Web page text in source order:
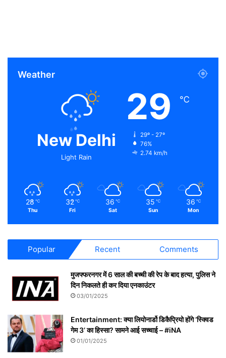
Weather
New Delhi
Light Rain
29 ℃
29º - 27º
76%
2.74 km/h
28 ℃
Thu
32 ℃
Fri
36 ℃
Sat
35 ℃
Sun
36 ℃
Mon
Popular Recent Comments
मुजफ्फरनगर में 6 साल की बच्ची की रेप के बाद हत्या, पुलिस ने
दिन निकलते ही कर दिया एनकाउंटर
03/01/2025
Entertainment: क्या लियोनार्डो डिकैप्रियो होंगे ‘स्क्विड
गेम 3’ का हिस्सा? सामने आई सच्चाई – #iNA
01/01/2025